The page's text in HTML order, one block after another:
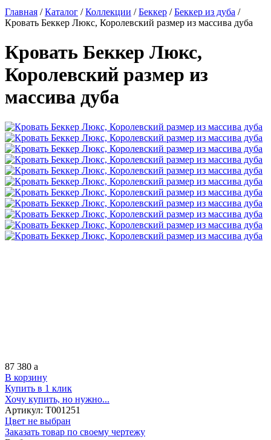
Главная / Каталог / Коллекции / Беккер / Беккер из дуба /
Кровать Беккер Люкс, Королевский размер из массива дуба
Кровать Беккер Люкс,
Королевский размер из
массива дуба
87 380 a
В корзину
Купить в 1 клик
Хочу купить, но нужно...
Артикул: Т001251
Цвет не выбран
Заказать товар по своему чертежу